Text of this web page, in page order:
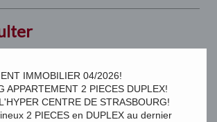
IMMOBILIER 04/2026!
APPARTEMENT 2 PIECES DUPLEX!
CENTRE DE STRASBOURG!
2 PIECES en DUPLEX au dernier